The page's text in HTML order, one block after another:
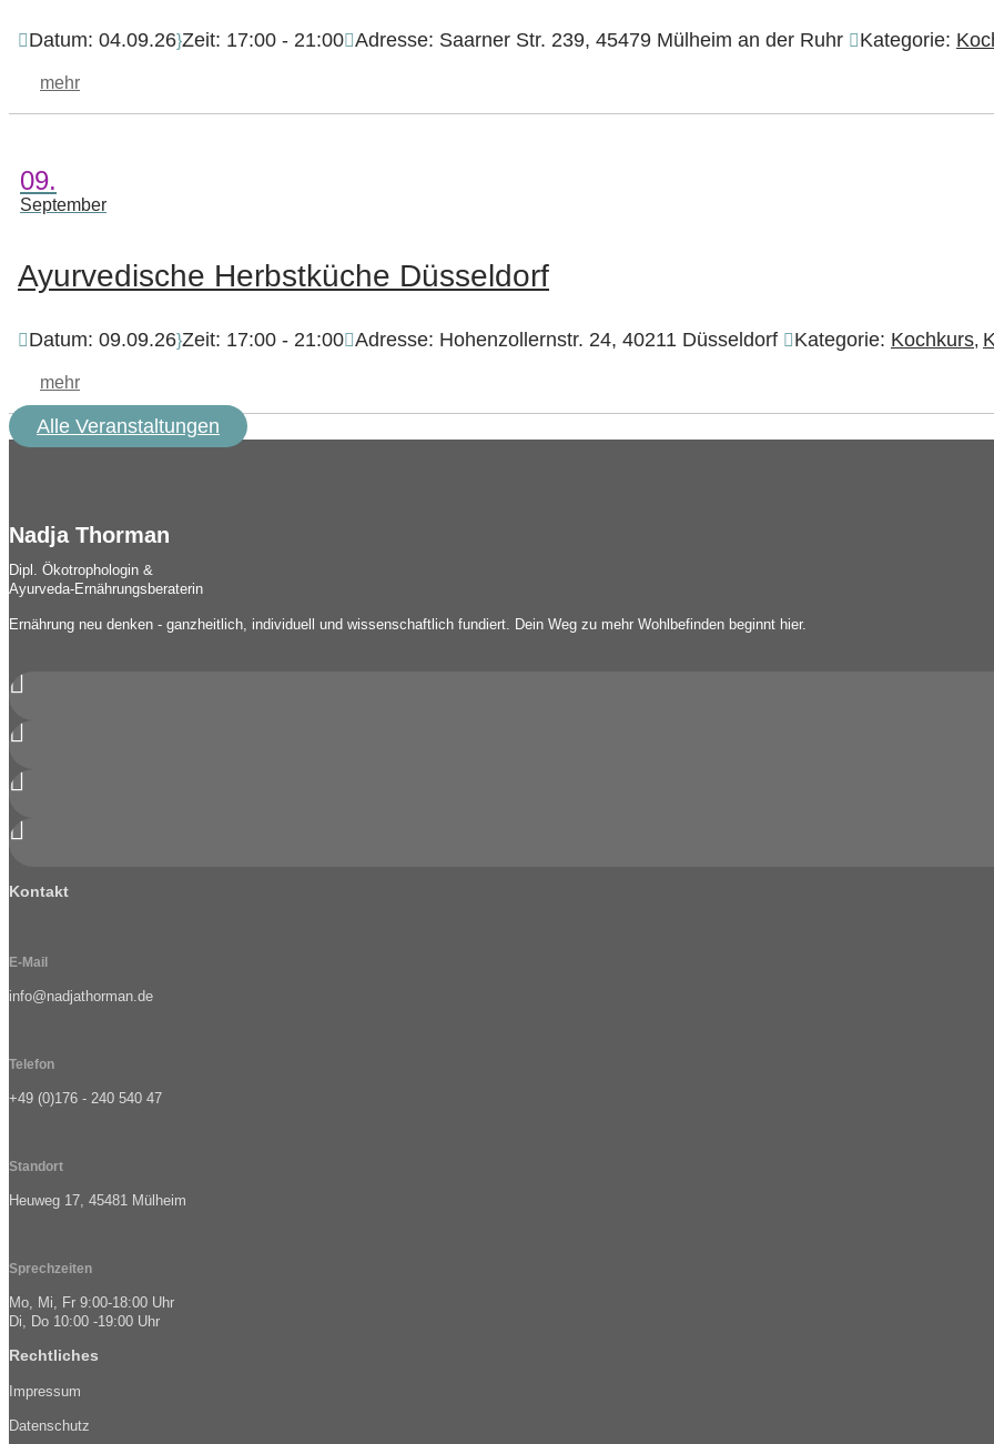
Datum: 04.09.26 Zeit: 17:00 - 21:00 Adresse: Saarner Str. 239, 45479 Mülheim an der Ruhr Kategorie:
mehr
09.
September
Ayurvedische Herbstküche Düsseldorf
Datum: 09.09.26 Zeit: 17:00 - 21:00 Adresse: Hohenzollernstr. 24, 40211 Düsseldorf Kategorie: Kochkurs,
mehr
Alle Veranstaltungen
Nadja Thorman
Dipl. Ökotrophologin &
Ayurveda-Ernährungsberaterin
Ernährung neu denken - ganzheitlich, individuell und wissenschaftlich fundiert. Dein Weg zu mehr Wohlbefinden beginnt hier.




Kontakt
E-Mail
info@nadjathorman.de
Telefon
+49 (0)176 - 240 540 47
Standort
Heuweg 17, 45481 Mülheim
Sprechzeiten
Mo, Mi, Fr 9:00-18:00 Uhr
Di, Do 10:00 -19:00 Uhr
Rechtliches
Impressum
Datenschutz